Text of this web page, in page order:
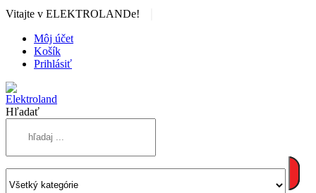
Vitajte v ELEKTROLANDe!
Môj účet
Košík
Prihlásiť
Hľadať